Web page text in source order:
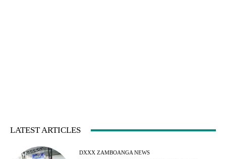
LATEST ARTICLES
DXXX ZAMBOANGA NEWS